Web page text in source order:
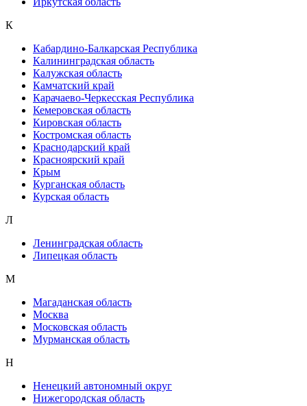
К
Кабардино-Балкарская Республика
Калининградская область
Калужская область
Камчатский край
Карачаево-Черкесская Республика
Кемеровская область
Кировская область
Костромская область
Краснодарский край
Красноярский край
Крым
Курганская область
Курская область
Л
Ленинградская область
Липецкая область
М
Магаданская область
Москва
Московская область
Мурманская область
Н
Ненецкий автономный округ
Нижегородская область